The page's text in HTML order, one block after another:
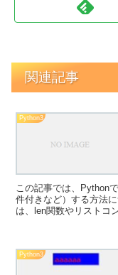
関連記事
Python3
この記事では、Python
件付きなど）する方法
は、len関数やリストコ
Python3